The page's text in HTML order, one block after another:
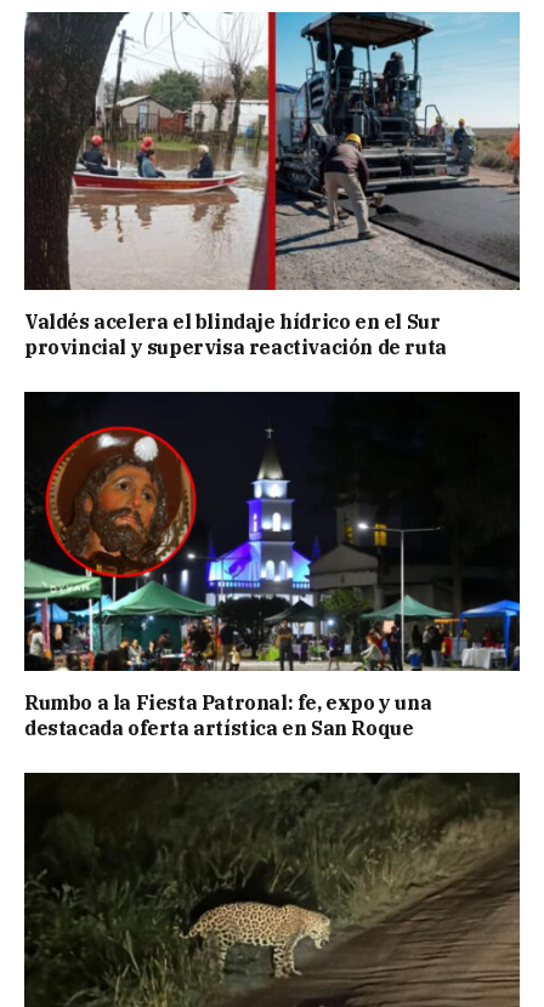
Valdés acelera el blindaje hídrico en el Sur
provincial y supervisa reactivación de ruta
Rumbo a la Fiesta Patronal: fe, expo y una
destacada oferta artística en San Roque